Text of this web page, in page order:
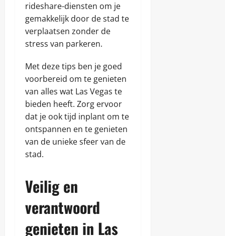
rideshare-diensten om je
gemakkelijk door de stad te
verplaatsen zonder de
stress van parkeren.
Met deze tips ben je goed
voorbereid om te genieten
van alles wat Las Vegas te
bieden heeft. Zorg ervoor
dat je ook tijd inplant om te
ontspannen en te genieten
van de unieke sfeer van de
stad.
Veilig en
verantwoord
genieten in Las